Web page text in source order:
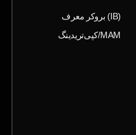
(IB) بروکر معرف
MAM/کپی‌تریدینگ